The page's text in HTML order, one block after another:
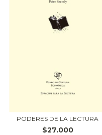
PODERES DE LA LECTURA
$27.000